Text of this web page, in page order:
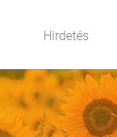
Hirdetés